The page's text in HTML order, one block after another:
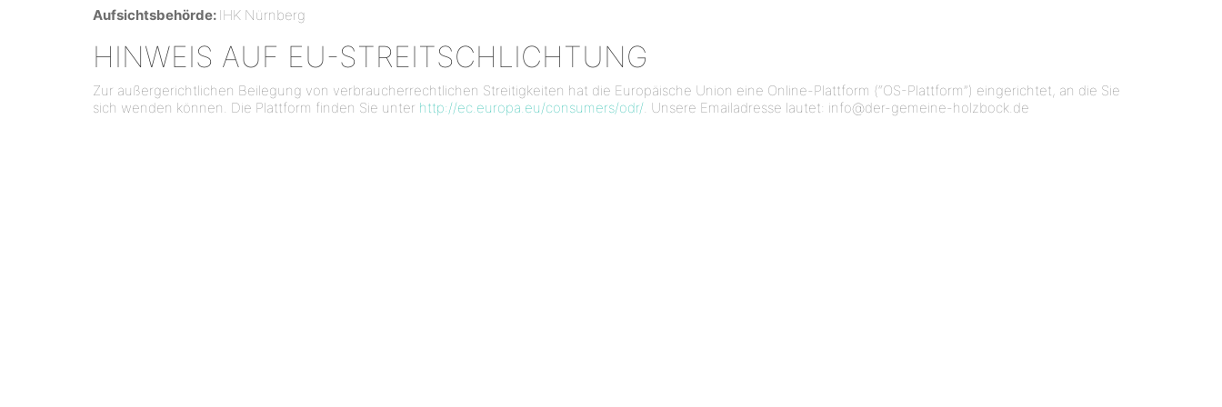
Aufsichtsbehörde: IHK Nürnberg
HINWEIS AUF EU-STREITSCHLICHTUNG
Zur außergerichtlichen Beilegung von verbraucherrechtlichen Streitigkeiten hat die Europäische Union eine Online-Plattform (“OS-Plattform”) eingerichtet, an die Sie
sich wenden können. Die Plattform finden Sie unter http://ec.europa.eu/consumers/odr/ . Unsere Emailadresse lautet: info@der-gemeine-holzbock.de